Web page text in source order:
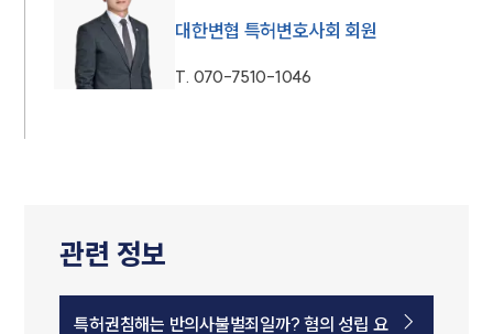
대한변협 특허변호사회 회원
T. 070-7510-1046
관련 정보
특허권침해는 반의사불벌죄일까? 혐의 성립 요